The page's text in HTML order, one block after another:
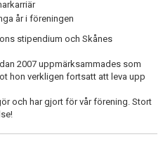
år i föreningen
stipendium och Skånes
2007 uppmärksammades som
hon verkligen fortsatt att leva upp
och har gjort för vår förening. Stort